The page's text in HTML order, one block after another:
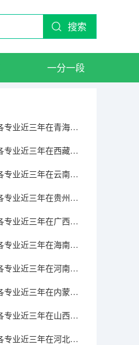
搜索
一分一段
荆州职业技术学院各专业近三年在青海招生人数 学费多少钱
荆州职业技术学院各专业近三年在西藏招生人数 学费多少钱
荆州职业技术学院各专业近三年在云南招生人数 学费多少钱
荆州职业技术学院各专业近三年在贵州招生人数 学费多少钱
荆州职业技术学院各专业近三年在广西招生人数 学费多少钱
荆州职业技术学院各专业近三年在海南招生人数 学费多少钱
荆州职业技术学院各专业近三年在河南招生人数 学费多少钱
荆州职业技术学院各专业近三年在内蒙古招生人数 学费多少钱
荆州职业技术学院各专业近三年在山西招生人数 学费多少钱
荆州职业技术学院各专业近三年在河北招生人数 学费多少钱